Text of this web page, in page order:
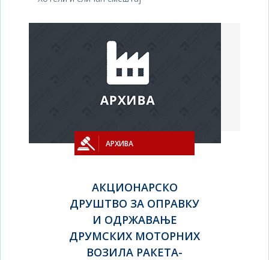
АРХИВА
АКЦИОНАРСКО
ДРУШТВО ЗА ОПРАВКУ
И ОДРЖАВАЊЕ
ДРУМСКИХ МОТОРНИХ
ВОЗИЛА РАКЕТА-